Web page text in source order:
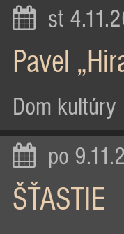
st
Pavel
Dom kultúry
po
ŠŤASTIE